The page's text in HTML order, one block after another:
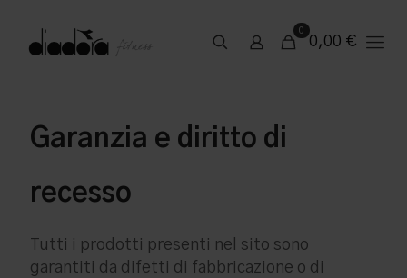
0
0,00 €
Garanzia e diritto di
recesso
Tutti i prodotti presenti nel sito sono
garantiti da difetti di fabbricazione o di